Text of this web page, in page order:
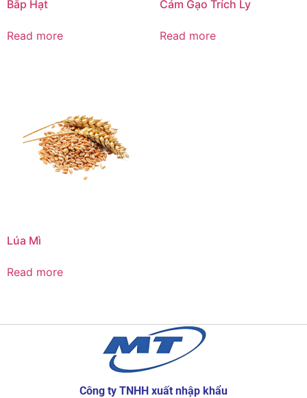
Bắp Hạt
Read more
Cám Gạo Trích Ly
Read more
Lúa Mì
Read more
Công ty TNHH xuất nhập khẩu